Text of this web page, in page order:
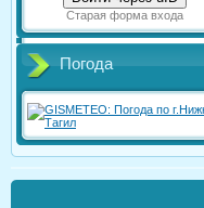
Старая форма входа
Погода